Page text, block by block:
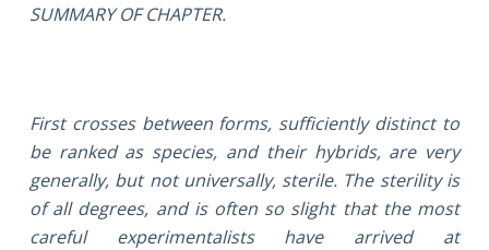
SUMMARY OF CHAPTER.
First crosses between forms, sufficiently distinct to
be ranked as species, and their hybrids, are very
generally, but not universally, sterile. The sterility is
of all degrees, and is often so slight that the most
careful experimentalists have arrived at